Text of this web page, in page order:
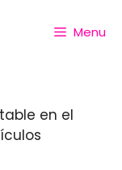
Menu
en el